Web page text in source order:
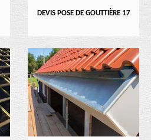
DEVIS POSE DE GOUTTIÈRE 17